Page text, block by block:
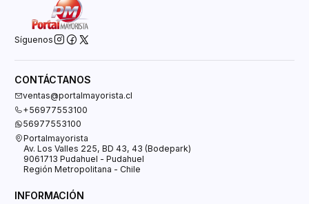
Síguenos
CONTÁCTANOS
ventas@portalmayorista.cl
+56977553100
56977553100
Portalmayorista
Av. Los Valles 225, BD 43, 43 (Bodepark)
9061713 Pudahuel - Pudahuel
Región Metropolitana - Chile
INFORMACIÓN